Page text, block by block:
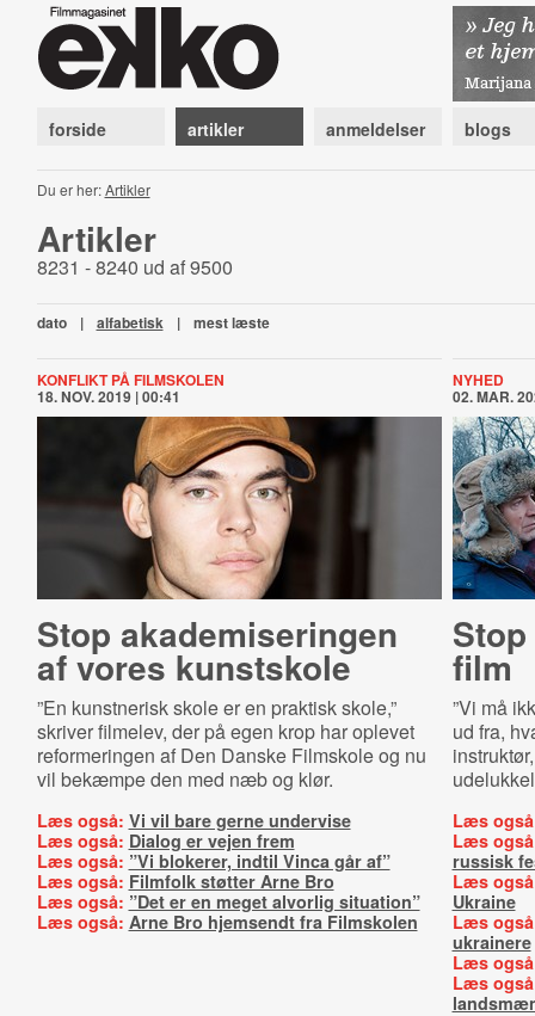
forside artikler anmeldelser blogs
Du er her:Artikler
Artikler
8231 - 8240 ud af 9500
dato | alfabetisk | mest læste
KONFLIKT PÅ FILMSKOLEN
18. NOV. 2019 | 00:41
Stop aka­de­mi­se­rin­gen
af vores kunstskole
”En kunstnerisk skole er en praktisk skole,”
skriver filmelev, der på egen krop har oplevet
reformeringen af Den Danske Filmskole og nu
vil bekæmpe den med næb og klør.
Læs også: Vi vil bare gerne undervise
Læs også: Dialog er vejen frem
Læs også: ”Vi blokerer, indtil Vinca går af”
Læs også: Filmfolk støtter Arne Bro
Læs også: ”Det er en meget alvorlig situation”
Læs også: Arne Bro hjemsendt fra Filmskolen
NYHED
02. MAR.
film
”Vi må
ud fra,
Læs
Læs
russisk
Læs
Ukraine
Læs
ukrainere
Læs
Læs